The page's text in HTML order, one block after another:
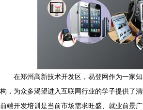
在郑州高新技术开发区，易登网作为一家
构，为众多渴望进入互联网行业的学子提供了
前端开发培训是当前市场需求旺盛、就业前景